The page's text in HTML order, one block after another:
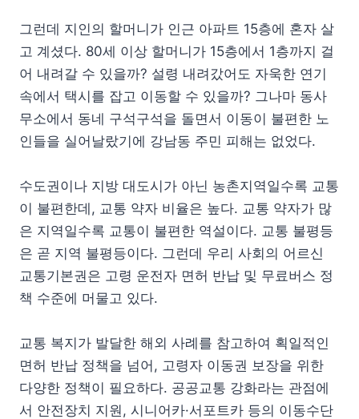
그런데 지인의 할머니가 인근 아파트 15층에 혼자 살
고 계셨다. 80세 이상 할머니가 15층에서 1층까지 걸
어 내려갈 수 있을까? 설령 내려갔어도 자욱한 연기
속에서 택시를 잡고 이동할 수 있을까? 그나마 동사
무소에서 동네 구석구석을 돌면서 이동이 불편한 노
인들을 실어날랐기에 강남동 주민 피해는 없었다.
수도권이나 지방 대도시가 아닌 농촌지역일수록 교통
이 불편한데, 교통 약자 비율은 높다. 교통 약자가 많
은 지역일수록 교통이 불편한 역설이다. 교통 불평등
은 곧 지역 불평등이다. 그런데 우리 사회의 어르신
교통기본권은 고령 운전자 면허 반납 및 무료버스 정
책 수준에 머물고 있다.
교통 복지가 발달한 해외 사례를 참고하여 획일적인
면허 반납 정책을 넘어, 고령자 이동권 보장을 위한
다양한 정책이 필요하다. 공공교통 강화라는 관점에
서 안전장치 지원, 시니어카·서포트카 등의 이동수단